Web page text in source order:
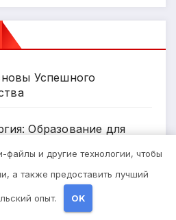
Успешного
Образование для
заднего хода и их
на дороге
файлы и другие технологии, чтобы
а также предоставить лучший
опыт. OK